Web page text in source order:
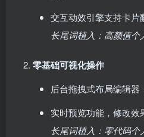
交互动效引擎支持卡片
长尾词植入：高颜值
零基础可视化操作
后台拖拽式布局编辑
实时预览功能，修改效
长尾词植入：零代码个